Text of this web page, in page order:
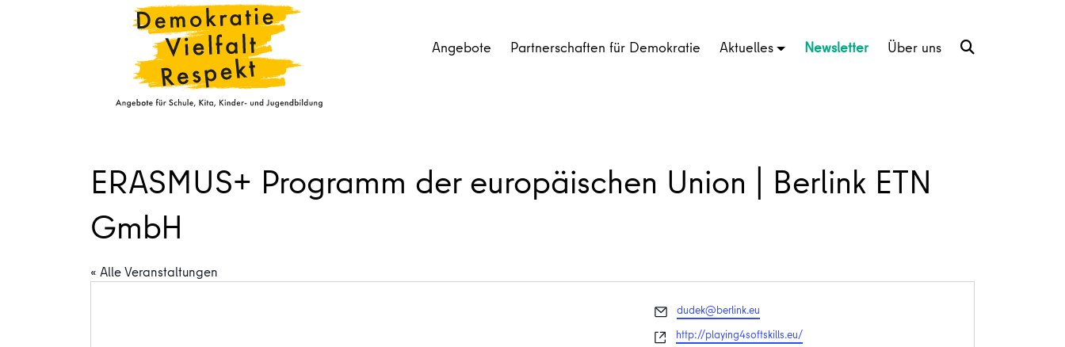
Angebote Partnerschaften für Demokratie Aktuelles Newsletter Über uns
ERASMUS+ Programm der europäischen Union | Berlink ETN
GmbH
« Alle Veranstaltungen
Email
dudek@berlink.eu
Webseite
http://playing4softskills.eu/